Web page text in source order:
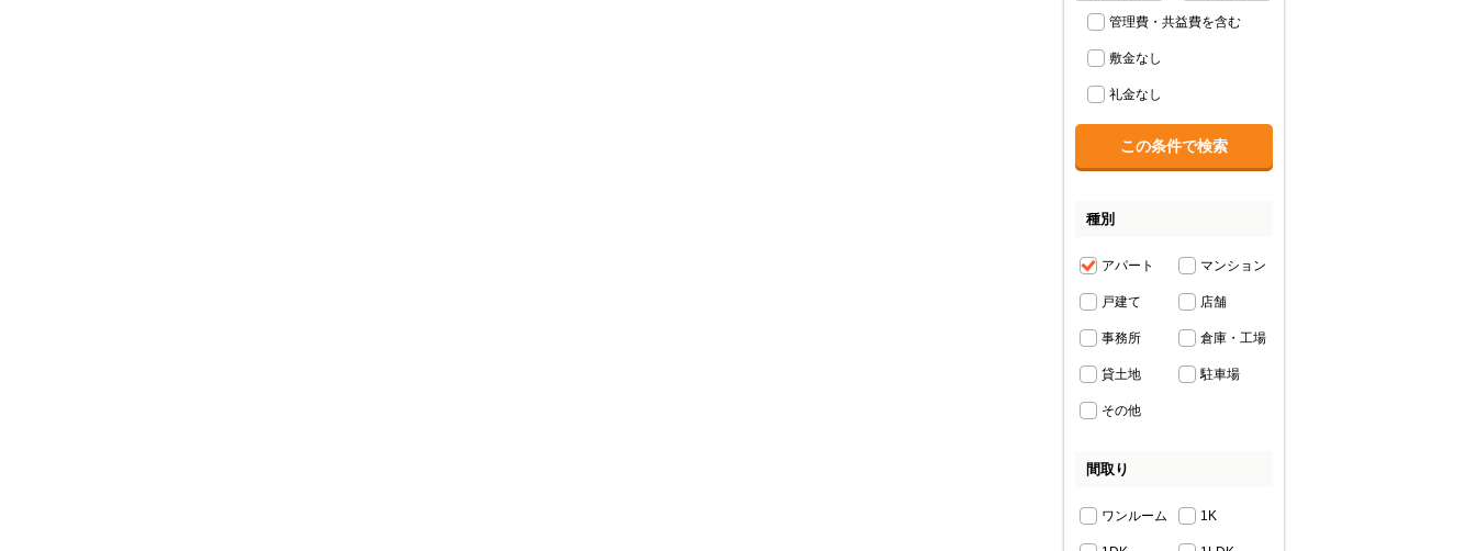
管理費・共益費を含む
敷金なし
礼金なし
種別
アパート マンション
戸建て 店舗
事務所 倉庫・工場
貸土地 駐車場
その他
間取り
ワンルーム 1K